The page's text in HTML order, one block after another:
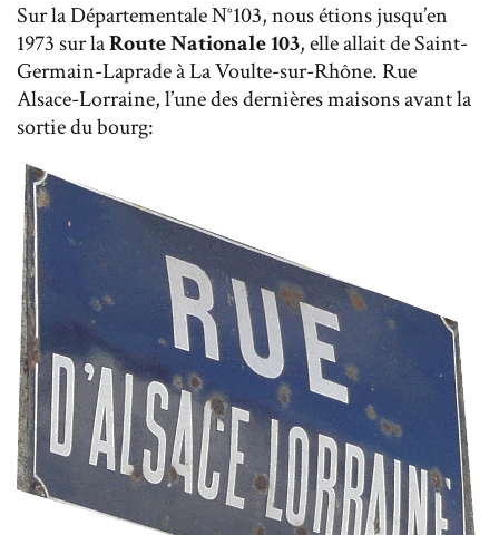
Sur la Départementale N°103, nous étions jusqu’en
1973 sur laRoute Nationale 103, elle allait de Saint-
Germain-Laprade à La Voulte-sur-Rhône. Rue
Alsace-Lorraine, l’une des dernières maisons avant la
sortie du bourg: